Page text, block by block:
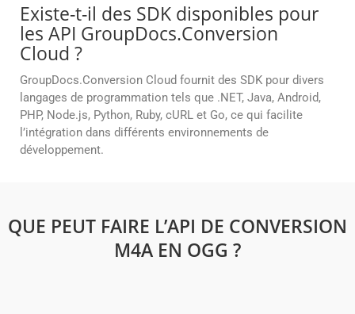
Existe-t-il des SDK disponibles pour
les API GroupDocs.Conversion
Cloud ?
GroupDocs.Conversion Cloud fournit des SDK pour divers
langages de programmation tels que .NET, Java, Android,
PHP, Node.js, Python, Ruby, cURL et Go, ce qui facilite
l’intégration dans différents environnements de
développement.
QUE PEUT FAIRE L’API DE CONVERSION
M4A EN OGG ?